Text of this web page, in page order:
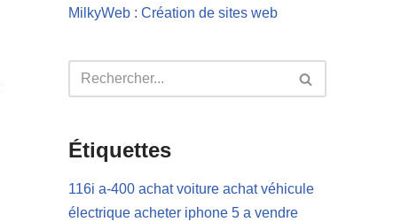
MilkyWeb : Création de sites web
Étiquettes
116i a-400 achat voiture achat véhicule
électrique acheter iphone 5 a vendre